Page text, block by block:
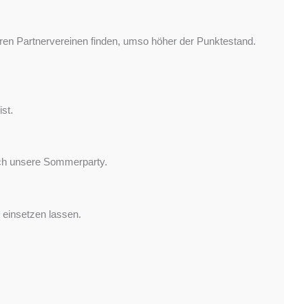
Partnervereinen finden, umso höher der Punktestand.
unsere Sommerparty.
lassen.